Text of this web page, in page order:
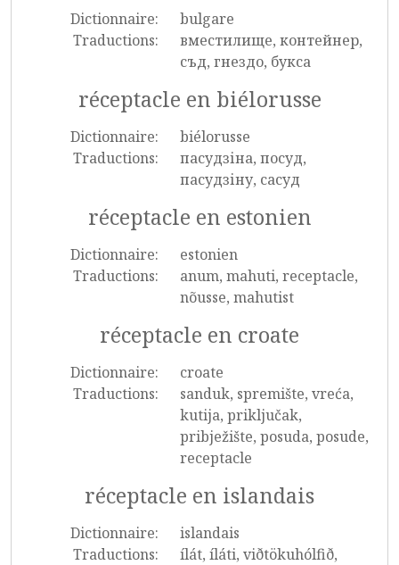
Dictionnaire:
bulgare
Traductions:
вместилище, контейнер,
съд, гнездо, букса
réceptacle en biélorusse
Dictionnaire:
biélorusse
Traductions:
пасудзіна, посуд,
пасудзіну, сасуд
réceptacle en estonien
Dictionnaire:
estonien
Traductions:
anum, mahuti, receptacle,
nõusse, mahutist
réceptacle en croate
Dictionnaire:
croate
Traductions:
sanduk, spremište, vreća,
kutija, priključak,
pribježište, posuda, posude,
receptacle
réceptacle en islandais
Dictionnaire:
islandais
Traductions:
ílát, íláti, viðtökuhólfið,